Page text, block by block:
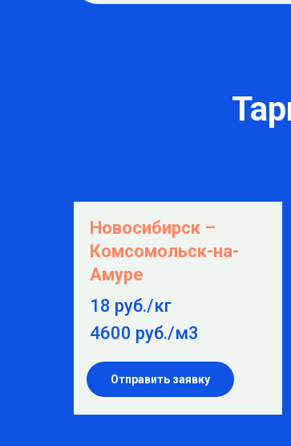
Новосибирск –
Комсомольск-на-
Амуре
18 руб./кг
4600 руб./м3
Отправить заявку